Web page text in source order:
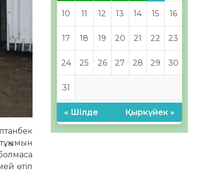
өтіп
10 11 12 13 14 15 16
17 18 19 20 21 22 23
24 25 26 27 28 29 30
31
« Шілде Қыркүйек »